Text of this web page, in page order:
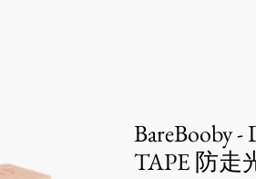
BareBooby
TAPE 防走